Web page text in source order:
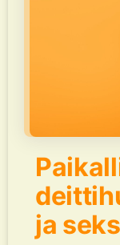
ja